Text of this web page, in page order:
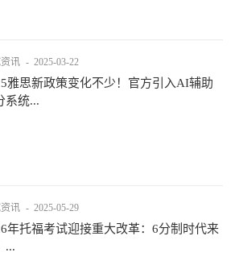
讯 - 2025-03-22
雅思新政策变化不少！官方引入AI辅助
系统...
讯 - 2025-05-29
年托福考试迎接重大改革：6分制时代来
...